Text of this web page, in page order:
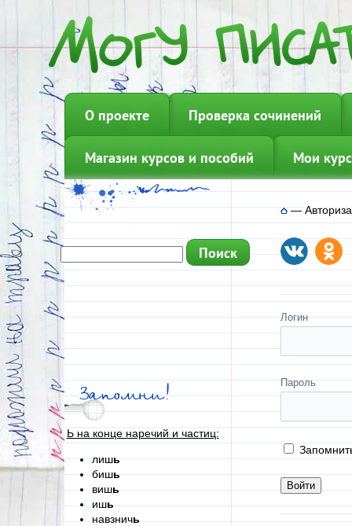
О проекте Проверка сочинений
Магазин курсов и пособий Мои
Запомни!
Ь на конце наречий и частиц:
лишь
бишь
вишь
ишь
навзничь
—
Логин
Пароль